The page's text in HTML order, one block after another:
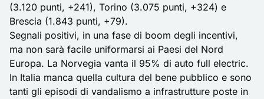
(3.120 punti, +241), Torino (3.075 punti, +324) e
Brescia (1.843 punti, +79).
Segnali positivi, in una fase di boom degli incentivi,
ma non sarà facile uniformarsi ai Paesi del Nord
Europa. La Norvegia vanta il 95% di auto full electric.
In Italia manca quella cultura del bene pubblico e sono
tanti gli episodi di vandalismo a infrastrutture poste in